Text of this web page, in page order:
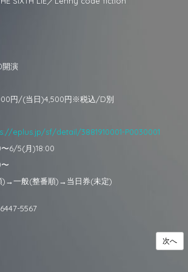
開演
円/(当日)4,500円※税込/D別
eplus.jp/sf/detail/3881910001-P0030001
6/5(月)18:00
)→一般(整番順)→当日券(未定)
5567
次へ